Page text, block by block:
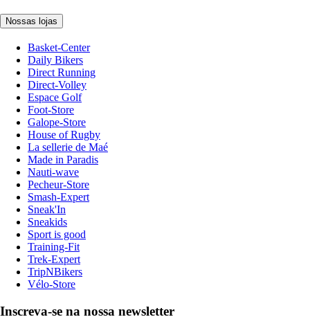
Nossas lojas
Basket-Center
Daily Bikers
Direct Running
Direct-Volley
Espace Golf
Foot-Store
Galope-Store
House of Rugby
La sellerie de Maé
Made in Paradis
Nauti-wave
Pecheur-Store
Smash-Expert
Sneak'In
Sneakids
Sport is good
Training-Fit
Trek-Expert
TripNBikers
Vélo-Store
Inscreva-se na nossa newsletter